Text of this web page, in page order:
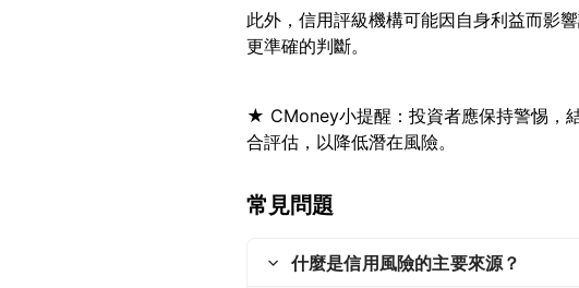
此外，信用評級機構可能因自身利益而影
★ CMoney小提醒：投資者應保持警惕，
常見問題
什麼是信用風險的主要來源？